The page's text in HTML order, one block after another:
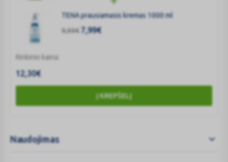
TENA prausiamasis kremas 1000 ml
9,99€ 7,99€
Rinkinio kaina:
12,30€
Į KREPŠELĮ
Naudojimas